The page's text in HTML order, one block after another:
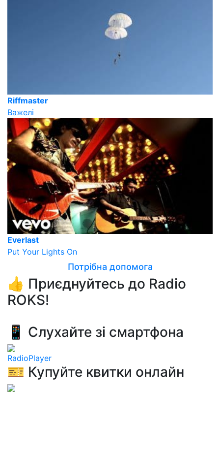
Riffmaster
Важелі
Everlast
Put Your Lights On
Потрібна допомога
👍 Приєднуйтесь до Radio
ROKS!
📱 Слухайте зі смартфона
RadioPlayer
🎫 Купуйте квитки онлайн